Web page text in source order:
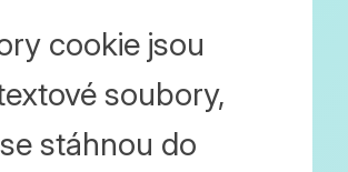
cookie jsou
soubory,
stáhnou do